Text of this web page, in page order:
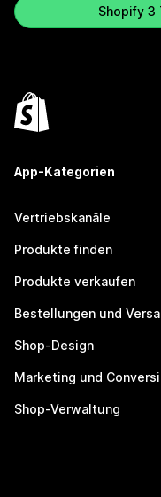
Shopify
App-Kategorien
Vertriebskanäle
Produkte finden
Produkte verkaufen
Bestellungen und
Shop-Design
Marketing und
Shop-Verwaltung